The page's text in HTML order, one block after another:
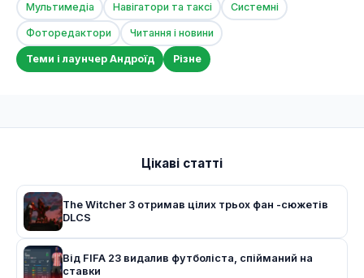
Мультимедіа Навігатори та таксі Системні
Фоторедактори Читання і новини
Теми і лаунчер Андроїд Різне
Цікаві статті
The Witcher 3 отримав цілих трьох фан -сюжетів
DLCS
Від FIFA 23 видалив футболіста, спійманий на
ставки